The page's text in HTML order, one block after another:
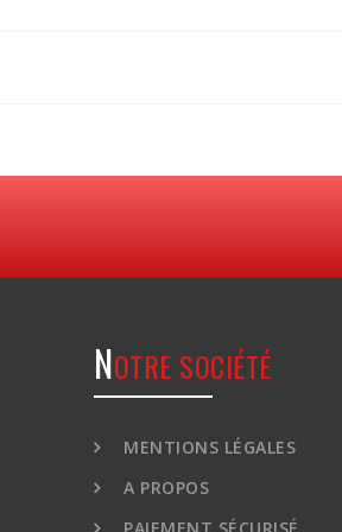
NOTRE SOCIÉTÉ
MENTIONS LÉGALES
A PROPOS